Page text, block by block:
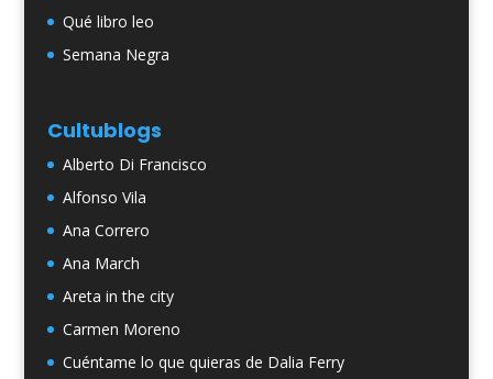
Qué libro leo
Semana Negra
Cultublogs
Alberto Di Francisco
Alfonso Vila
Ana Correro
Ana March
Areta in the city
Carmen Moreno
Cuéntame lo que quieras de Dalia Ferry